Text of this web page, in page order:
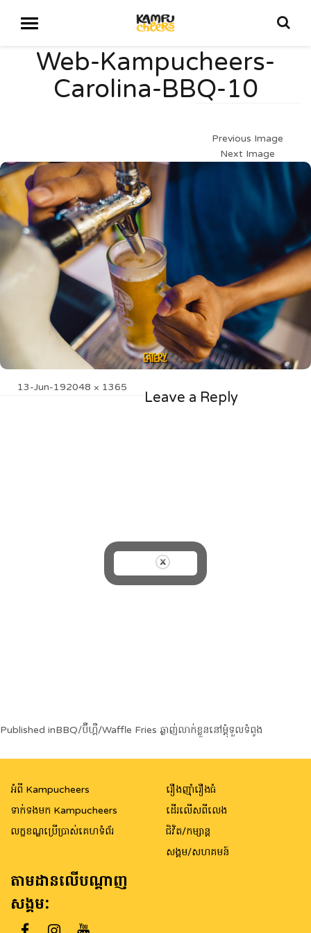
Web-Kampucheers-
Carolina-BBQ-10
Previous Image
Next Image
Posted
13-Jun-19Full
2048 × 1365
Leave a Reply
Post
navigation
Published inBBQ/ប៊ឺហ្គឺ/Waffle Fries ឆ្ងាញ់លាក់ខ្លួននៅម្តុំទួលទំពូង
អំពី Kampucheers
ទាក់ទងមក Kampucheers
លក្ខខណ្ឌប្រើប្រាស់គេហទំព័រ
រឿងញ៉ាំរឿងធំ
ដើរលើសពីលេង
ជិវិត/កម្សាន្ត
សង្គម/សហគមន៍
តាមដានលើបណ្តាញ
សង្គម: